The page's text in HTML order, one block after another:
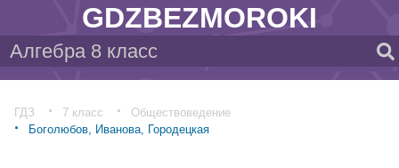
GDZBEZMOROKI
ГДЗ 7 класс
Обществоведение
Боголюбов, Иванова, Городецкая